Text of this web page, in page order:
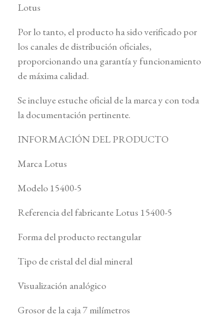
Lotus
Por lo tanto, el producto ha sido verificado por
los canales de distribución oficiales,
proporcionando una garantía y funcionamiento
de máxima calidad.
Se incluye estuche oficial de la marca y con toda
la documentación pertinente.
INFORMACIÓN DEL PRODUCTO
Marca Lotus
Modelo 15400-5
Referencia del fabricante Lotus 15400-5
Forma del producto rectangular
Tipo de cristal del dial mineral
Visualización analógico
Grosor de la caja 7 milímetros